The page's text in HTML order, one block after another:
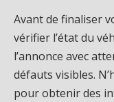
Avant de finaliser
vérifier l’état du
l’annonce avec
défauts visibles.
pour obtenir des